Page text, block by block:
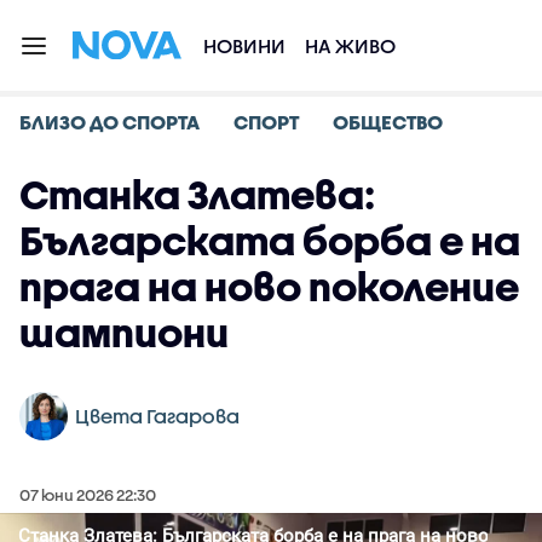
НОВИНИ НА ЖИВО
БЛИЗО ДО СПОРТА СПОРТ ОБЩЕСТВО
Станка Златева:
Българската борба е на
прага на ново поколение
шампиони
Цвета Гагарова
07 юни 2026 22:30